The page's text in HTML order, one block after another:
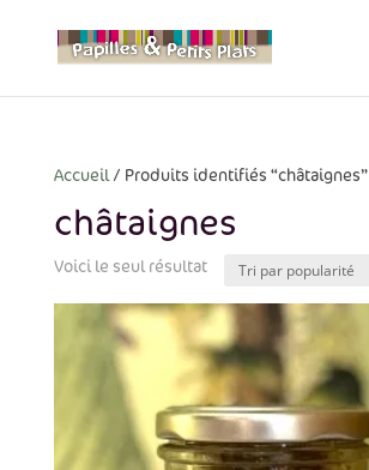
Accueil/ Produits identifiés “châtaignes”
châtaignes
Voici le seul résultat